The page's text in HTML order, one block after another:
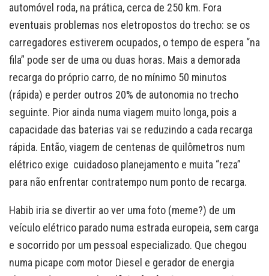
automóvel roda, na prática, cerca de 250 km. Fora
eventuais problemas nos eletropostos do trecho: se os
carregadores estiverem ocupados, o tempo de espera “na
fila” pode ser de uma ou duas horas. Mais a demorada
recarga do próprio carro, de no mínimo 50 minutos
(rápida) e perder outros 20% de autonomia no trecho
seguinte. Pior ainda numa viagem muito longa, pois a
capacidade das baterias vai se reduzindo a cada recarga
rápida. Então, viagem de centenas de quilômetros num
elétrico exige cuidadoso planejamento e muita “reza”
para não enfrentar contratempo num ponto de recarga.
Habib iria se divertir ao ver uma foto (meme?) de um
veículo elétrico parado numa estrada europeia, sem carga
e socorrido por um pessoal especializado. Que chegou
numa picape com motor Diesel e gerador de energia